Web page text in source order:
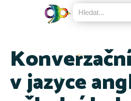
v jazyce